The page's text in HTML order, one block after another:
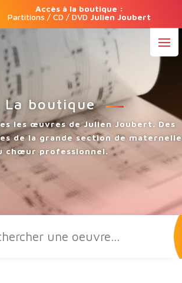
Accès à la boutique :
Partitions / CD / DVD Julien Joubert
La boutique
les œuvres de Julien Joubert. Des
de la grande section de maternelle
chœur professionnel.